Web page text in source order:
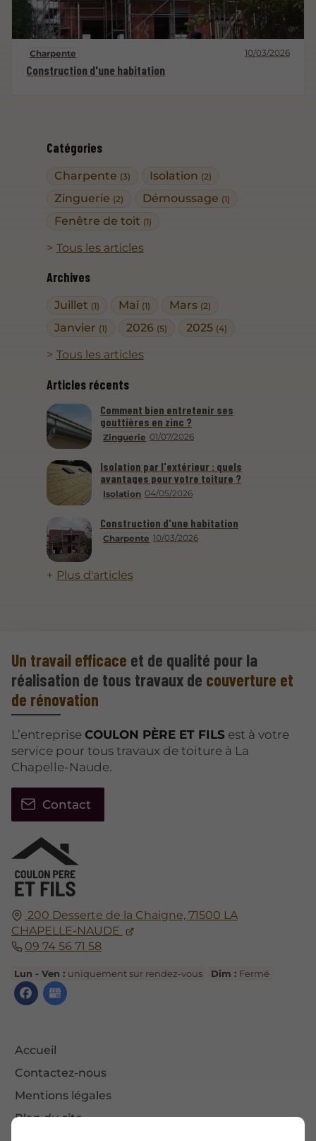
Catégories
Charpente (3) Isolation (2)
Zinguerie (2) Démoussage (1)
Fenêtre de toit (1)
Tous les articles
Archives
Juillet (1) Mai (1) Mars (2)
Janvier (1) 2026 (5) 2025 (4)
Tous les articles
Articles récents
Zinguerie 01/07/2026
Comment bien entretenir ses
gouttières en zinc ?
Isolation 04/05/2026
Isolation par l'extérieur : quels
avantages pour votre toiture ?
Charpente 10/03/2026
Construction d'une habitation
Plus d'articles
Charpente 10/03/2026
Construction d'une habitation
200 Desserte de la Chaigne,71500 LA
CHAPELLE-NAUDE
09 74 56 71 58
Lun - Ven : uniquement sur rendez-vous Dim : Fermé
Accueil
Contactez-nous
Mentions légales
Plan du site
Un travail efficace et de qualité pour la
réalisation de tous travaux de couverture et
de rénovation
L’entreprise COULON PÈRE ET FILS est à votre
service pour tous travaux de toiture à La
Chapelle-Naude.
Contact